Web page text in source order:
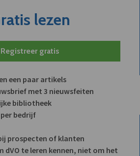
lezen
Registreer gratis
een paar artikels
met 3 nieuwsfeiten
bibliotheek
bedrijf
prospecten of klanten
dVO te leren kennen, niet om het